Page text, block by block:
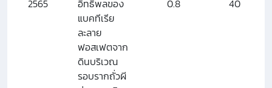
2565
อิทธิพลของ
แบคทีเรีย
ละลาย
ฟอสเฟตจาก
ดินบริเวณ
รอบรากถั่วผี
0.8 40